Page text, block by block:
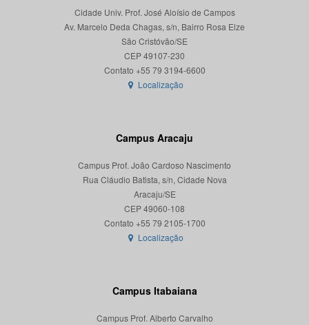
Cidade Univ. Prof. José Aloísio de Campos
Av. Marcelo Deda Chagas, s/n, Bairro Rosa Elze
São Cristóvão/SE
CEP 49107-230
Localização
Campus Aracaju
Campus Prof. João Cardoso Nascimento
Rua Cláudio Batista, s/n, Cidade Nova
Aracaju/SE
CEP 49060-108
Localização
Campus Itabaiana
Campus Prof. Alberto Carvalho